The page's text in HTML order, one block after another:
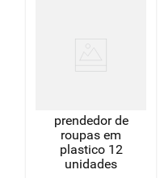
prendedor de
roupas em
plastico 12
unidades